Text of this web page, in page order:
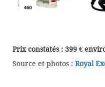
Prix constatés : 399 €
Source et photos : Royal